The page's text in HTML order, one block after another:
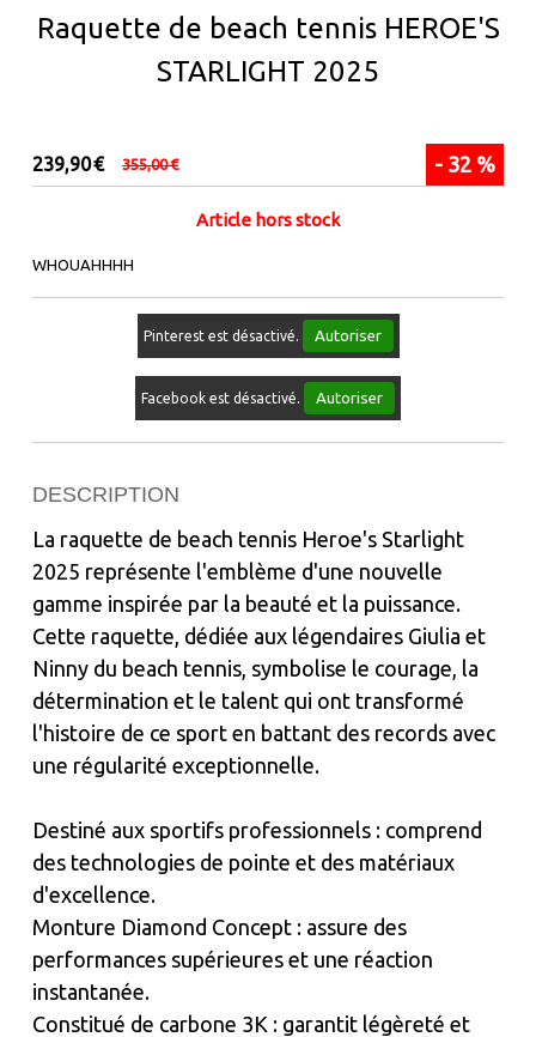
Raquette de beach tennis HEROE'S
STARLIGHT 2025
- 32 %
239,90€ 355,00€
Article hors stock
WHOUAHHHH
Pinterest est désactivé. Autoriser
Facebook est désactivé. Autoriser
DESCRIPTION
La raquette de beach tennis Heroe's Starlight
2025 représente l'emblème d'une nouvelle
gamme inspirée par la beauté et la puissance.
Cette raquette, dédiée aux légendaires Giulia et
Ninny du beach tennis, symbolise le courage, la
détermination et le talent qui ont transformé
l'histoire de ce sport en battant des records avec
une régularité exceptionnelle.
Destiné aux sportifs professionnels : comprend
des technologies de pointe et des matériaux
d'excellence.
Monture Diamond Concept : assure des
performances supérieures et une réaction
instantanée.
Constitué de carbone 3K : garantit légèreté et